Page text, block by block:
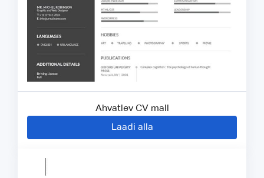
Ahvatlev CV mall
Laadi alla